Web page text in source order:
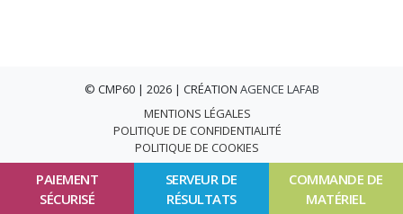
PAIEMENT
SÉCURISÉ
SERVEUR DE
RÉSULTATS
COMMANDE DE
MATÉRIEL
© CMP60 | 2026 | CRÉATION AGENCE LAFAB
MENTIONS LÉGALES
POLITIQUE DE CONFIDENTIALITÉ
POLITIQUE DE COOKIES